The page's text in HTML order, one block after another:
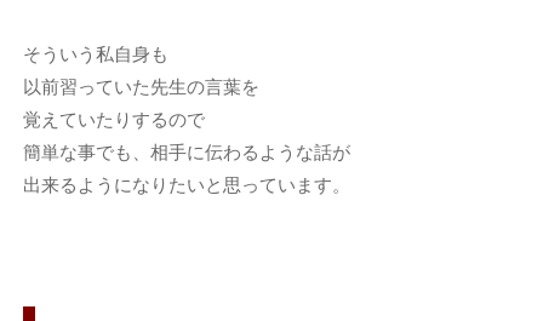
そういう私自身も
以前習っていた先生の言葉を
覚えていたりするので
簡単な事でも、相手に伝わるような話が
出来るようになりたいと思っています。